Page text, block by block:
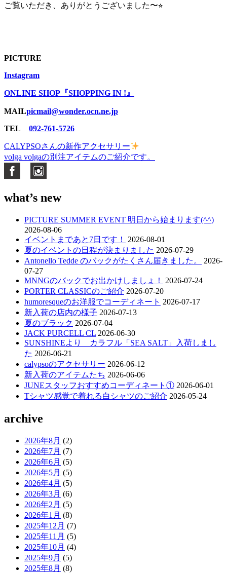
ご覧いただき、ありがとうございました〜⭐︎
PICTURE
Instagram
ONLINE SHOP『SHOPPING IN !』
MAILpicmail@wonder.ocn.ne.jp
TEL
092-761-5726
投
稿
ナ
ビ
CALYPSOさんの新作アクセサリー
volga volgaの別注アイテムのご紹介です。
what’s new
PICTURE SUMMER EVENT 明日から始まります(^^)
2026-08-06
イベントまであと7日です！
2026-08-01
夏のイベントの日程が決まりました 2026-07-29
Antonello Tedde のバックがたくさん届きました。
2026-
07-27
MNNGのバックでお出かけしましょ！
2026-07-24
PORTER CLASSICのご紹介 2026-07-20
humoresqueのお洋服でコーディネート 2026-07-17
新入荷の店内の様子 2026-07-13
夏のブラック 2026-07-04
JACK PURCELL CL 2026-06-30
SUNSHINEより カラフル「SEA SALT」入荷しまし
た 2026-06-21
calypsoのアクセサリー 2026-06-12
新入荷のアイテムたち 2026-06-06
JUNEスタッフおすすめコーディネート① 2026-06-01
Tシャツ感覚で着れる白シャツのご紹介 2026-05-24
archive
2026年8月 (2)
2026年7月 (7)
2026年6月 (5)
2026年5月 (5)
2026年4月 (5)
2026年3月 (6)
2026年2月 (5)
2026年1月 (8)
2025年12月 (7)
2025年11月 (5)
2025年10月 (4)
2025年9月 (5)
2025年8月 (8)